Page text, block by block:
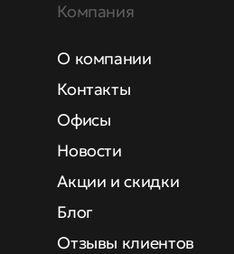
Компания
О компании
Контакты
Офисы
Новости
Акции и скидки
Блог
Отзывы клиентов